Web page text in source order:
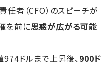
任者（CFO）のスピーチが
を前に思惑が広がる可能
ドルまで上昇後、 900ド